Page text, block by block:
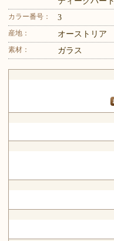
カラー番号： 3
産地： オーストリア
素材： ガラス